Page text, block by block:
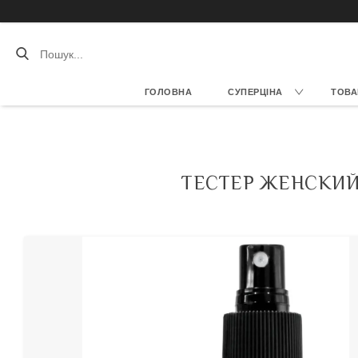
ГОЛОВНА СУПЕРЦІНА
ТЕСТЕР ЖЕНСКИЙ